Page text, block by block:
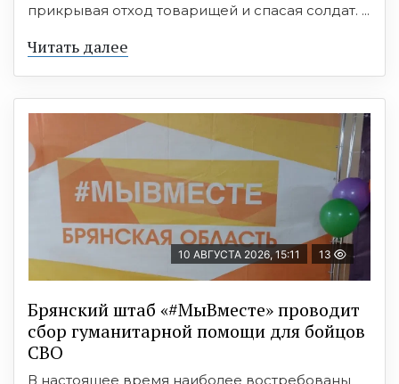
прикрывая отход товарищей и спасая солдат. ...
Читать далее
10 АВГУСТА 2026, 15:11 13
Брянский штаб «#МыВместе» проводит
сбор гуманитарной помощи для бойцов
СВО
В настоящее время наиболее востребованы